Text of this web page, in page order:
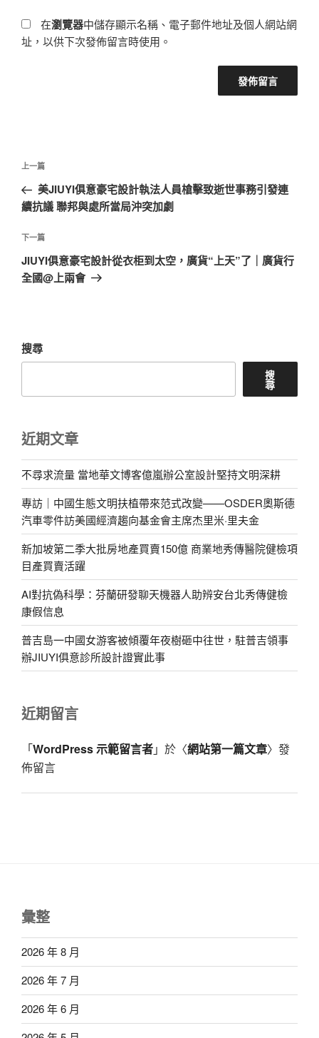
在瀏覽器中儲存顯示名稱、電子郵件地址及個人網站網
址，以供下次發佈留言時使用。
文
導
覽
上
一
篇
章
上一篇
美JIUYI俱意豪宅設計執法人員槍擊致逝世事務引發連
續抗議 聯邦與處所當局沖突加劇
下
一
篇
下一篇
JIUYI俱意豪宅設計從衣柜到太空，廣貨“上天”了｜廣貨行
全國@上兩會
搜尋
搜
尋
近期文章
不尋求流量 當地華文博客億嵐辦公室設計堅持文明深耕
專訪｜中國生態文明扶植帶來范式改變——OSDER奧斯德
汽車零件訪美國經濟趨向基金會主席杰里米·里夫金
新加坡第二季大批房地產買賣150億 商業地秀傳醫院健檢項
目產買賣活躍
AI對抗偽科學：芬蘭研發聊天機器人助辨安台北秀傳健檢
康假信息
普吉島一中國女游客被傾覆年夜樹砸中往世，駐普吉領事
辦JIUYI俱意診所設計證實此事
近期留言
「WordPress 示範留言者」於〈網站第一篇文章〉發
佈留言
彙整
2026 年 8 月
2026 年 7 月
2026 年 6 月